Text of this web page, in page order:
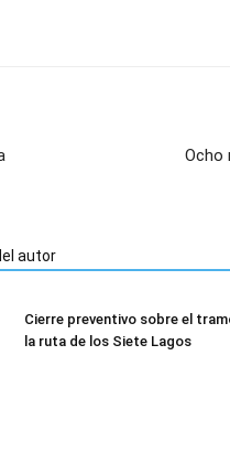
Ocho
autor
Cierre preventivo sobre el
la ruta de los Siete Lagos